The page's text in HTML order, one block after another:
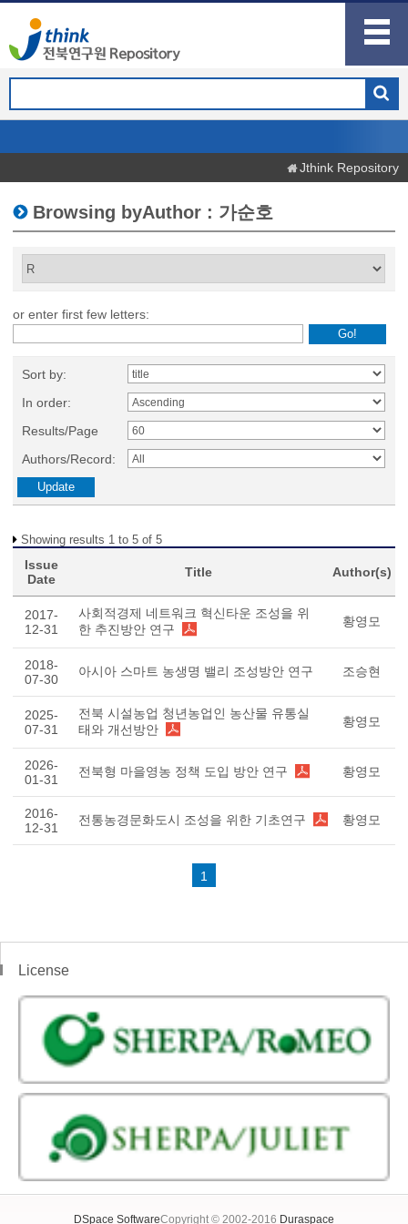
Jthink Repository
Browsing byAuthor : 가순호
or enter first few letters:
Sort by:
In order:
Results/Page
Authors/Record:
Showing results 1 to 5 of 5
Issue
Date
Title Author(s)
2017-
12-31
사회적경제 네트워크 혁신타운 조성을 위
한 추진방안 연구
황영모
2018-
07-30
아시아 스마트 농생명 밸리 조성방안 연구 조승현
2025-
07-31
전북 시설농업 청년농업인 농산물 유통실
태와 개선방안
황영모
2026-
01-31
전북형 마을영농 정책 도입 방안 연구 황영모
2016-
12-31
전통농경문화도시 조성을 위한 기초연구 황영모
1
License
DSpace SoftwareCopyright © 2002-2016 Duraspace